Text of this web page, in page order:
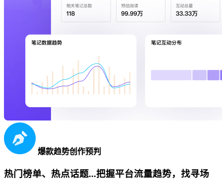
爆款趋势创作预判
热门榜单、热点话题...把握平台流量趋势，找寻场